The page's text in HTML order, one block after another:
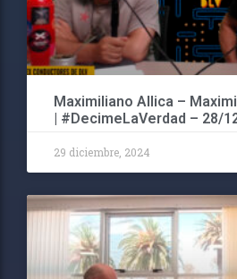
Maximiliano Allica –
| #DecimeLaVerdad – 28/
29 diciembre, 2024